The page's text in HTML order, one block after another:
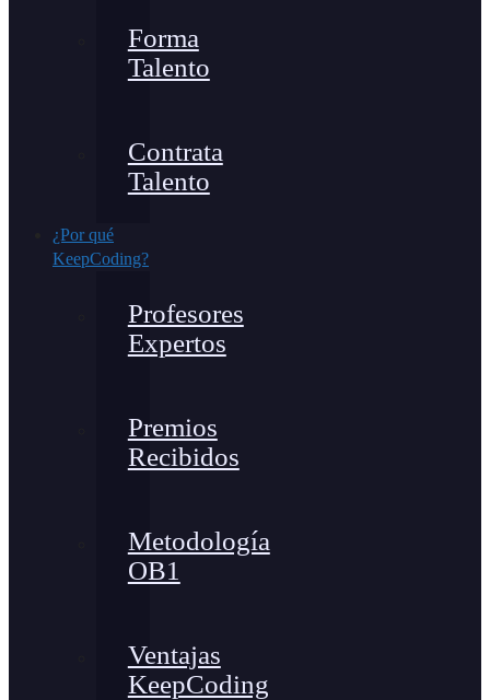
Forma
Talento
Contrata
Talento
¿Por qué
KeepCoding?
Profesores
Expertos
Premios
Recibidos
Metodología
OB1
Ventajas
KeepCoding